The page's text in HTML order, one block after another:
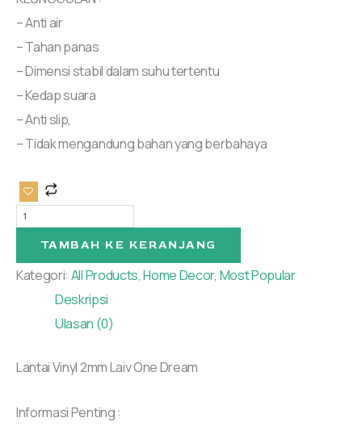
– Anti air
– Tahan panas
– Dimensi stabil dalam suhu tertentu
– Kedap suara
– Anti slip,
– Tidak mengandung bahan yang berbahaya
TAMBAH KE KERANJANG
Kategori: All Products,Home Decor, Most Popular
Deskripsi
Ulasan (0)
Lantai Vinyl 2mm Laiv One Dream
Informasi Penting :